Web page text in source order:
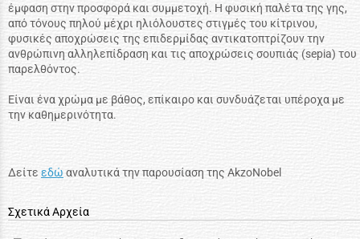
έμφαση στηνπροσφορά και συμμετοχή. Η φυσική παλέτα της γης,
απότόνους πηλού μέχρι ηλιόλουστες στιγμές του κίτρινου,
φυσικές αποχρώσεις της επιδερμίδας αντικατοπτρίζουντην
ανθρώπινη αλληλεπίδραση και τις αποχρώσεις σουπιάς (sepia) του
παρελθόντος.
Είναι ένα χρώμα με βάθος, επίκαιρο και συνδυάζεται υπέροχα με
την καθημερινότητα.
Δείτε εδώ αναλυτικά την παρουσίαση της AkzoNobel
Σχετικά Αρχεία